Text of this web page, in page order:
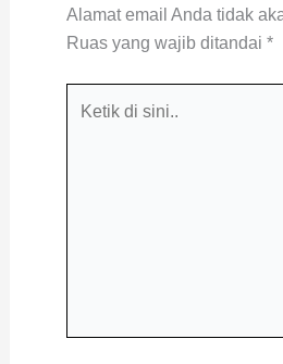
Alamat email Anda tidak
Ruas yang wajib ditandai *